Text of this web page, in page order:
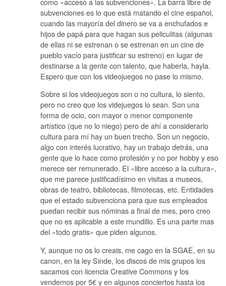
subvenciones es lo que está matando el cine español,
cuando las mayoría del dinero se va a enchufados e
hijos de papá para que hagan sus peliculitas (algunas
de ellas ni se estrenan o se estrenan en un cine de
pueblo vacío para justificar su estreno) en lugar de
destinarse a la gente con talento, que haberla, hayla.
Espero que con los videojuegos no pase lo mismo.
Sobre si los videojuegos son o no cultura, lo siento,
pero no creo que los videjuegos lo sean. Son una
forma de ocio, con mayor o menor componente
artístico (que no lo niego) pero de ahí a considerarlo
cultura para mí hay un buen trecho. Son un negocio,
algo con interés lucrativo, hay un trabajo detrás, una
gente que lo hace como profesión y no por hobby y eso
merece ser remunerado. El «libre acceso a la cultura»,
que me parece justificadísimo en visitas a museos,
obras de teatro, bibliotecas, filmotecas, etc. Entidades
que el estado subvenciona para que sus empleados
puedan recibir sus nóminas a final de mes, pero creo
que no es aplicable a este mundillo. Es una parte mas
del «todo gratis» que piden algunos.
Y, aunque no os lo creais, me cago en la SGAE, en su
canon, en la ley Sinde, los discos de mis grupos los
sacamos con licencia Creative Commons y los
vendemos por 5€ y en algunos conciertos hasta los